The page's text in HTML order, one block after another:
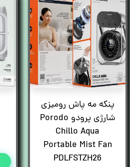
پنکه مه پاش رومیزی
شارژی پرودو Porodo
Chillo Aqua
Portable Mist Fan
PDLFSTZH26